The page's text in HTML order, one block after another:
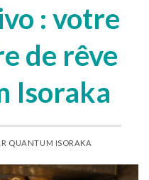
: votre
de rêve
Isoraka
QUANTUM ISORAKA